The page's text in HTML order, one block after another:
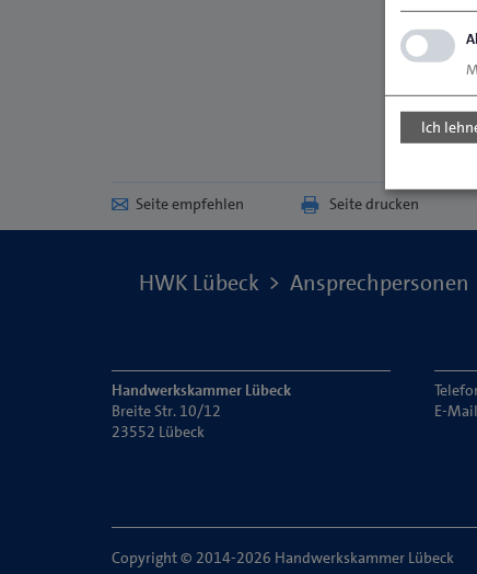
Seite empfehlen Seite drucken
HWK Lübeck Ansprechpersonen
Handwerkskammer Lübeck
Breite Str. 10/12
23552 Lübeck
E-
Copyright © 2014-2026 Handwerkskammer Lübeck
Ich